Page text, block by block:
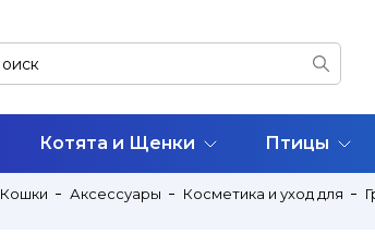
Котята и Щенки Птицы
Кошки Аксессуары Косметика и уход для